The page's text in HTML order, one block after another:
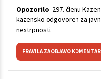
Opozorilo: 297. členu
kazensko odgovoren za
nestrpnosti.
PRAVILA ZA OBJAVO